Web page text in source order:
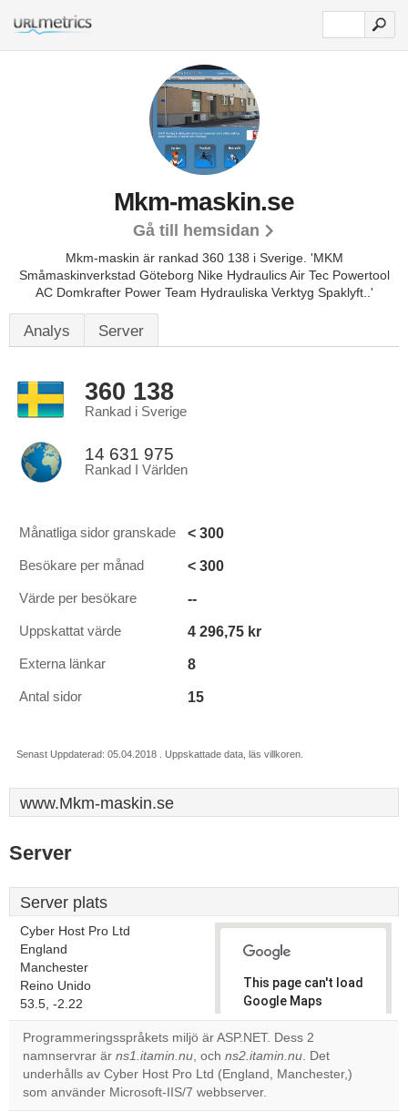
Mkm-maskin.se
Gå till hemsidan
Mkm-maskin är rankad 360 138 i Sverige. 'MKM
Småmaskinverkstad Göteborg Nike Hydraulics Air Tec Powertool
AC Domkrafter Power Team Hydrauliska Verktyg Spaklyft..'
Analys Server
360 138
Rankad i Sverige
14 631 975
Rankad I Världen
Månatliga sidor granskade < 300
Besökare per månad < 300
Värde per besökare --
Uppskattat värde 4 296,75 kr
Externa länkar 8
Antal sidor 15
Senast Uppdaterad: 05.04.2018 . Uppskattade data, läs villkoren.
www.Mkm-maskin.se
Server
Server plats
Cyber Host Pro Ltd
England
Manchester
Reino Unido
53.5, -2.22
This page can't load
Google Maps
correctly.
Do you
own this
website?
OK
Programmeringsspråkets miljö är ASP.NET. Dess 2
namnservrar är ns1.itamin.nu, och ns2.itamin.nu. Det
underhålls av Cyber Host Pro Ltd (England, Manchester,)
som använder Microsoft-IIS/7 webbserver.